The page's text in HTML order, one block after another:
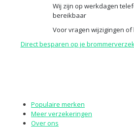
Wij zijn op werkdagen
bereikbaar
Voor vragen wijzigingen of
Direct besparen op je
Populaire merken
Meer verzekeringen
Over ons